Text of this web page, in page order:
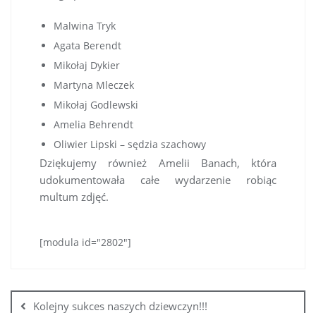
Malwina Tryk
Agata Berendt
Mikołaj Dykier
Martyna Mleczek
Mikołaj Godlewski
Amelia Behrendt
Oliwier Lipski – sędzia szachowy
Dziękujemy również Amelii Banach, która
udokumentowała całe wydarzenie robiąc
multum zdjęć.
[modula id="2802"]
Kolejny sukces naszych dziewczyn!!!